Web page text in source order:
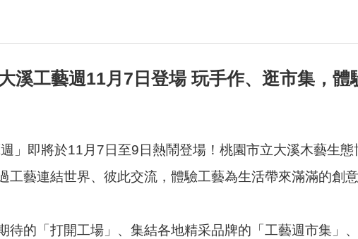
溪工藝週11月7日登場 玩手作、逛市集，體
」即將於11月7日至9日熱鬧登場！桃園市立大溪木藝生
工藝連結世界、彼此交流，體驗工藝為生活帶來滿滿的創
待的「打開工場」、集結各地精采品牌的「工藝週市集」